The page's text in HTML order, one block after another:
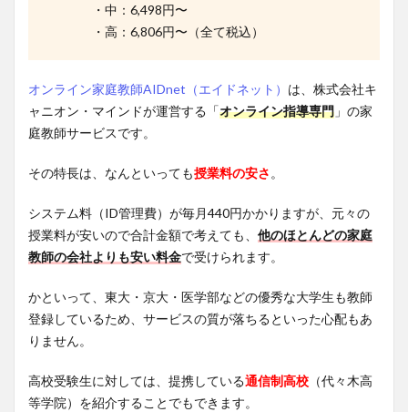
・中：6,498円〜
・高：6,806円〜（全て税込）
オンライン家庭教師AIDnet（エイドネット） は、株式会社キ
ャニオン・マインドが運営する「オンライン指導専門 」の家
庭教師サービスです。
その特長は、なんといっても授業料の安さ。
システム料（ID管理費）が毎月440円かかりますが、元々の
授業料が安いので合計金額で考えても、 他のほとんどの家庭
教師の会社よりも安い料金で受けられます。
かといって、東大・京大・医学部などの優秀な大学生も教師
登録しているため、サービスの質が落ちるといった心配もあ
りません。
高校受験生に対しては、提携している通信制高校 （代々木高
等学院）を紹介することでもできます。